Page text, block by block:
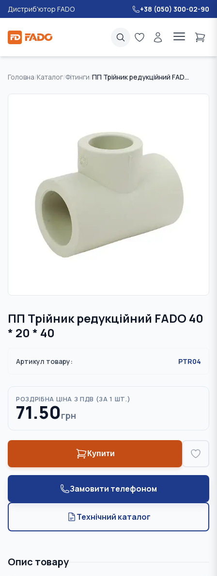
Дистриб'ютор FADO +38 (050) 300-02-90
Головна/Каталог/Фітинги/ ПП Трійник редукційний FADO 40 * 20 * 40
ПП Трійник редукційний FADO 40
* 20 * 40
Артикул товару: PTR04
РОЗДРІБНА ЦІНА З ПДВ (ЗА 1 ШТ.)
71.50грн
Купити
Замовити телефоном
Технічний каталог
Опис товару